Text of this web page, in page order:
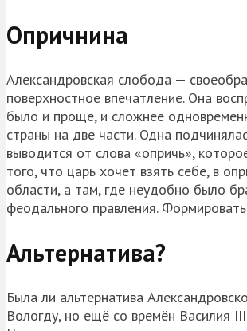
Опричнина
Александровская слобода —
поверхностное впечатление. Она
было и проще, и сложнее
страны на две части. Одна
выводится от слова «опричь»,
того, что царь хочет взять себе, в
области, а там, где неудобно было
феодального правления.
Альтернатива?
Была ли альтернатива
Вологду, но ещё со времён Василия